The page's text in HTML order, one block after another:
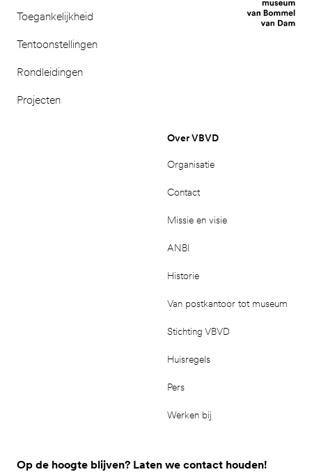
Toegankelijkheid
Tentoonstellingen
Rondleidingen
Projecten
Over VBVD
Organisatie
Contact
Missie en visie
ANBI
Historie
Van postkantoor tot museum
Stichting VBVD
Huisregels
Pers
Werken bij
Op de hoogte blijven? Laten we contact houden!